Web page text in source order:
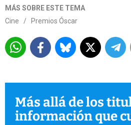
MÁS SOBRE ESTE TEMA
Cine
/ Premios Óscar
Más allá de los
información que